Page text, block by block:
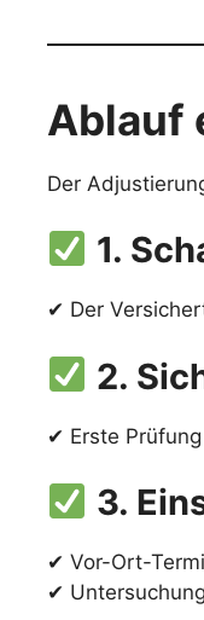
Ablauf
Der
1.
✔ Der
2.
✔ Erste
3.
✔ Vor-Ort-
✔